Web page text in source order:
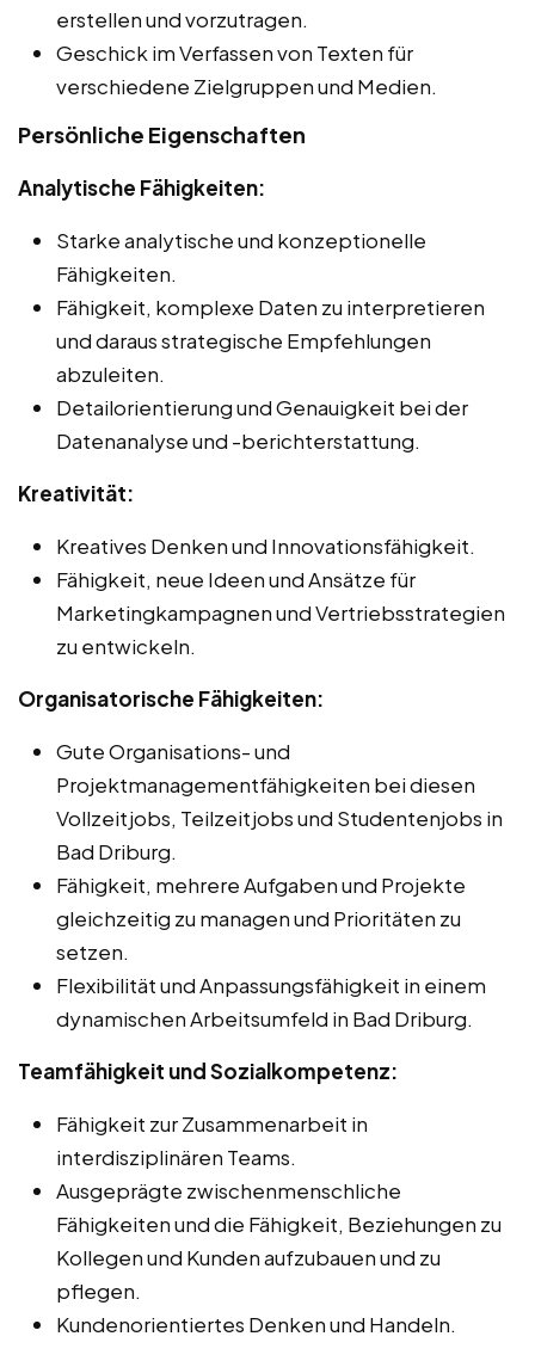
erstellen und vorzutragen.
Geschick im Verfassen von Texten für
verschiedene Zielgruppen und Medien.
Persönliche Eigenschaften
Analytische Fähigkeiten:
Starke analytische und konzeptionelle
Fähigkeiten.
Fähigkeit, komplexe Daten zu interpretieren
und daraus strategische Empfehlungen
abzuleiten.
Detailorientierung und Genauigkeit bei der
Datenanalyse und -berichterstattung.
Kreativität:
Kreatives Denken und Innovationsfähigkeit.
Fähigkeit, neue Ideen und Ansätze für
Marketingkampagnen und Vertriebsstrategien
zu entwickeln.
Organisatorische Fähigkeiten:
Gute Organisations- und
Projektmanagementfähigkeiten bei diesen
Vollzeitjobs, Teilzeitjobs und Studentenjobs in
Bad Driburg.
Fähigkeit, mehrere Aufgaben und Projekte
gleichzeitig zu managen und Prioritäten zu
setzen.
Flexibilität und Anpassungsfähigkeit in einem
dynamischen Arbeitsumfeld in Bad Driburg.
Teamfähigkeit und Sozialkompetenz:
Fähigkeit zur Zusammenarbeit in
interdisziplinären Teams.
Ausgeprägte zwischenmenschliche
Fähigkeiten und die Fähigkeit, Beziehungen zu
Kollegen und Kunden aufzubauen und zu
pflegen.
Kundenorientiertes Denken und Handeln.